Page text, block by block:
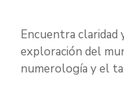
Encuentra claridad
exploración del
numerología y el